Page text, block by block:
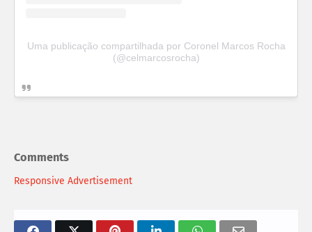
Uma publicação compartilhada por Coronel Marcos Rocha
(@celmarcosrocha)
Comments
Responsive Advertisement